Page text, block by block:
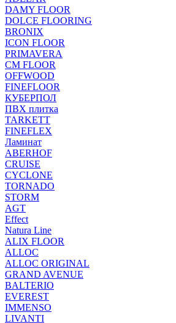
DAMY FLOOR
DOLCE FLOORING
BRONIX
ICON FLOOR
PRIMAVERA
CM FLOOR
OFFWOOD
FINEFLOOR
КУБЕРПОЛ
ПВХ плитка
TARKETT
FINEFLEX
Ламинат
ABERHOF
CRUISE
CYCLONE
TORNADO
STORM
AGT
Effect
Natura Line
ALIX FLOOR
ALLOC
ALLOC ORIGINAL
GRAND AVENUE
BALTERIO
EVEREST
IMMENSO
LIVANTI